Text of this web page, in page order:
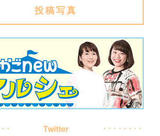
投稿写真
Twitter